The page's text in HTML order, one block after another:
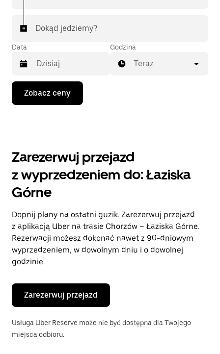
Dokąd jedziemy?
Data
Naciśnij
klawisz
strzałki
i wybrać
Naciśnij
klawisz
„Escape”,
zamknąć
kalendarz.
Godzina
Teraz
Zobacz ceny
Zarezerwuj przejazd
z wyprzedzeniem do: Łaziska
Górne
Dopnij plany na ostatni guzik. Zarezerwuj przejazd
z aplikacją Uber na trasie Chorzów – Łaziska Górne.
Rezerwacji możesz dokonać nawet z 90-dniowym
wyprzedzeniem, w dowolnym dniu i o dowolnej
godzinie.
Zarezerwuj przejazd
Usługa Uber Reserve może nie być dostępna dla Twojego
miejsca odbioru.